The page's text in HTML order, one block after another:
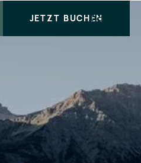
JETZT BUCHEN